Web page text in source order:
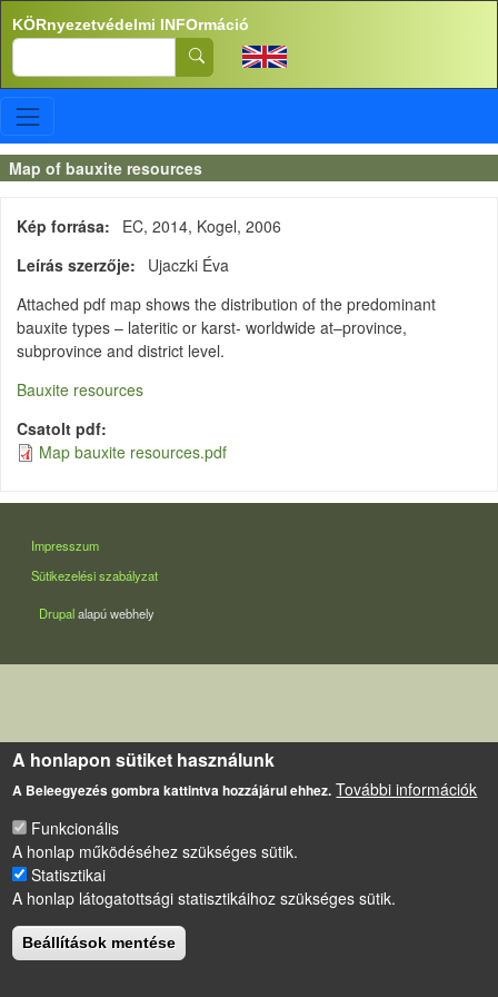
Ugrás a tartalomra
KÖRnyezetvédelmi INFOrmáció
Search
Map of bauxite resources
Kép forrása
EC, 2014, Kogel, 2006
Leírás szerzője
Ujaczki Éva
Attached pdf map shows the distribution of the predominant
bauxite types – lateritic or karst- worldwide at–province,
subprovince and district level.
Bauxite resources
Csatolt pdf
Map bauxite resources.pdf
LÁBLÉC
Impresszum
Sütikezelési szabályzat
Drupalalapú webhely
A honlapon sütiket használunk
A Beleegyezés gombra kattintva hozzájárul ehhez. További információk
Funkcionális
A honlap működéséhez szükséges sütik.
Statisztikai
A honlap látogatottsági statisztikáihoz szükséges sütik.
Beállítások mentése